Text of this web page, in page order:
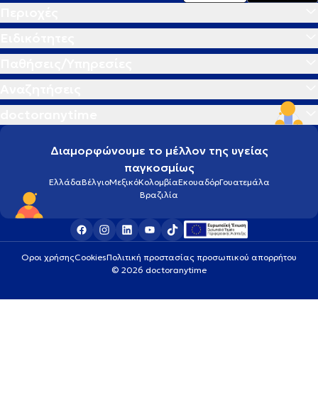
Διαμορφώνουμε το μέλλον της υγείας
παγκοσμίως
ΕλλάδαΒέλγιοΜεξικόΚολομβίαΕκουαδόρΓουατεμάλα
Βραζιλία
Οροι χρήσηςCookiesΠολιτική προστασίας προσωπικού απορρήτου
© 2026 doctoranytime